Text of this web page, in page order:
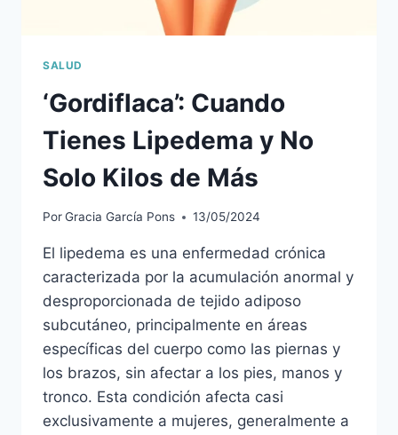
SALUD
‘Gordiflaca’: Cuando
Tienes Lipedema y No
Solo Kilos de Más
PorGracia García Pons 13/05/2024
El lipedema es una enfermedad crónica
caracterizada por la acumulación anormal y
desproporcionada de tejido adiposo
subcutáneo, principalmente en áreas
específicas del cuerpo como las piernas y
los brazos, sin afectar a los pies, manos y
tronco. Esta condición afecta casi
exclusivamente a mujeres, generalmente a